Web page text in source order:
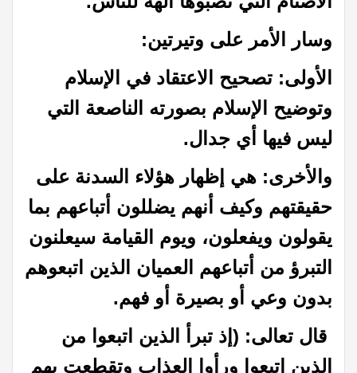
وسار الأمر على وتيرتين:
الأولى: تصحيح الاعتقاد في الإسلام
وتوضيح الإسلام بصورته الناصعة التي
ليس فيها أي جدال.
والأخرى: هي إظهار هؤلاء السدنة على
حقيقتهم وكيف أنهم يضللون أتباعهم بما
يقولون ويفعلون، ويوم القيامة سيعلنون
التبرؤ من أتباعهم العميان الذين اتبعوهم
بدون وعي أو بصيرة أو فهم.
قال تعالى: (إذ تبرأ الذين اتبعوا من
الذين اتبعوا ورأوا العذاب وتقطعت بهم